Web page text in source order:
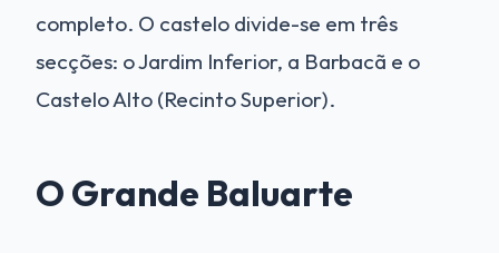
completo. O castelo divide-se em três
secções: o Jardim Inferior, a Barbacã e o
Castelo Alto (Recinto Superior).
O Grande Baluarte